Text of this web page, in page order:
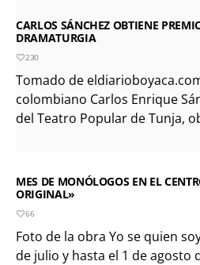
CARLOS SÁNCHEZ OBTIENE
DRAMATURGIA
230
Tomado de
colombiano Carlos Enrique
del Teatro Popular de Tunja,
MES DE MONÓLOGOS EN EL
ORIGINAL»
66
Foto de la obra Yo se quien
de julio y hasta el 1 de agosto